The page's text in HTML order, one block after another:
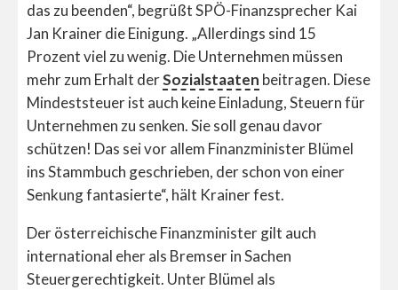
das zu beenden“, begrüßt SPÖ-Finanzsprecher Kai
Jan Krainer die Einigung. „Allerdings sind 15
Prozent viel zu wenig. Die Unternehmen müssen
mehr zum Erhalt derSozialstaaten beitragen. Diese
Mindeststeuer ist auch keine Einladung, Steuern für
Unternehmen zu senken. Sie soll genau davor
schützen! Das sei vor allem Finanzminister Blümel
ins Stammbuch geschrieben, der schon von einer
Senkung fantasierte“, hält Krainer fest.
Der österreichische Finanzminister gilt auch
international eher als Bremser in Sachen
Steuergerechtigkeit. Unter Blümel als